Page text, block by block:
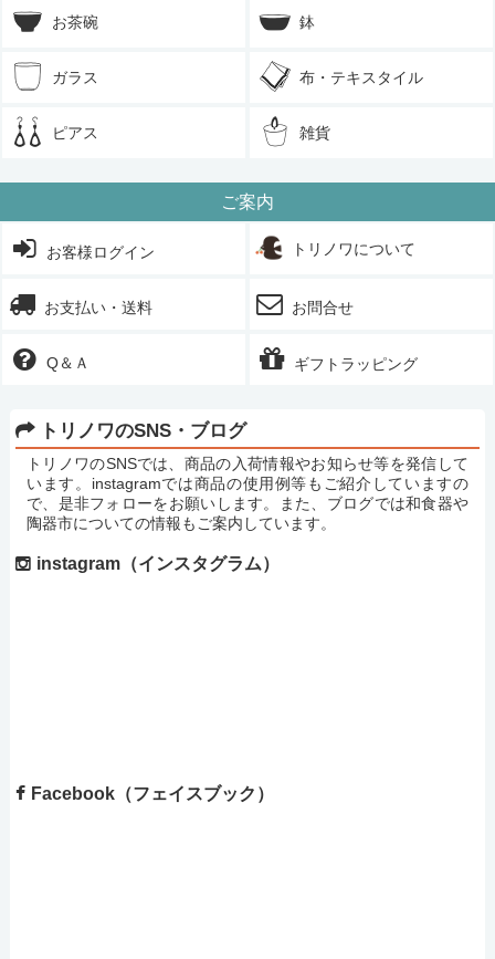
お茶碗 鉢
ガラス 布・テキスタイル
ピアス 雑貨
ご案内
お客様ログイン トリノワについて
お支払い・送料 お問合せ
Q＆Ａ ギフトラッピング
トリノワのSNS・ブログ
トリノワのSNSでは、商品の入荷情報やお知らせ等を発信して
います。instagramでは商品の使用例等もご紹介していますの
で、是非フォローをお願いします。また、ブログでは和食器や
陶器市についての情報もご案内しています。
instagram（インスタグラム）
Facebook（フェイスブック）